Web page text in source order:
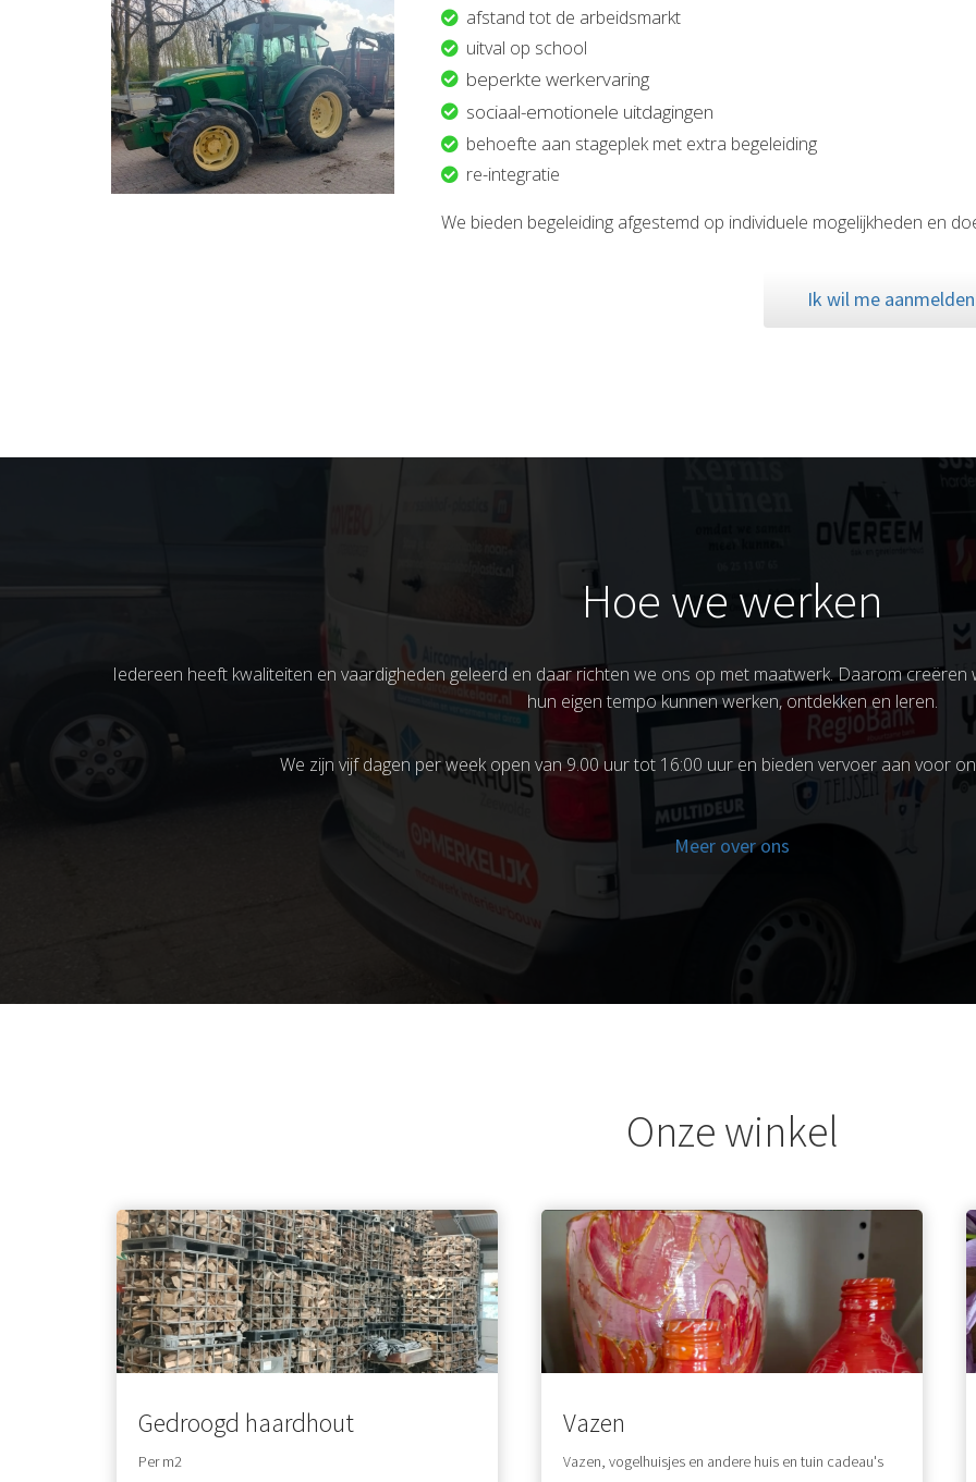
afstand tot de arbeidsmarkt
uitval op school
beperkte werkervaring
sociaal-emotionele uitdagingen
behoefte aan stageplek met extra begeleiding
re-integratie
We bieden begeleiding afgestemd op individuele mogelijkheden en
Ik wil me aanmelden
Hoe we werken
Iedereen heeft kwaliteiten en vaardigheden geleerd en daar richten we ons op met maatwerk. Daarom
hun eigen tempo kunnen werken, ontdekken en leren.
We zijn vijf dagen per week open van 9.00 uur tot 16:00 uur en bieden vervoer aan voor
Meer over ons
Onze winkel
Gedroogd haardhout
Per m2
Vazen
Vazen, vogelhuisjes en andere huis en tuin cadeau's